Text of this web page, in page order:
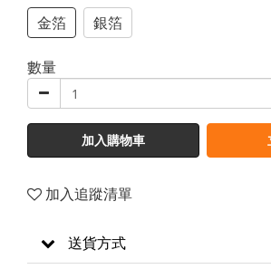
金箔
銀箔
數量
加入購物車
加入追蹤清單
送貨方式